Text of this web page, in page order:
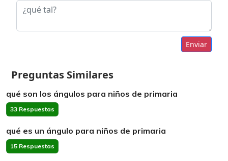
Enviar
Preguntas Similares
qué son los ángulos para niños de primaria
33 Respuestas
qué es un ángulo para niños de primaria
15 Respuestas